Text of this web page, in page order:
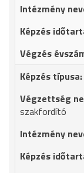
szakfordító